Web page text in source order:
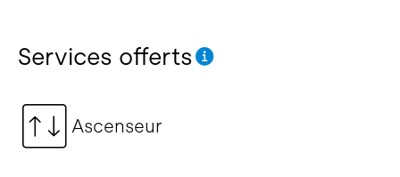
Services offerts
Ascenseur